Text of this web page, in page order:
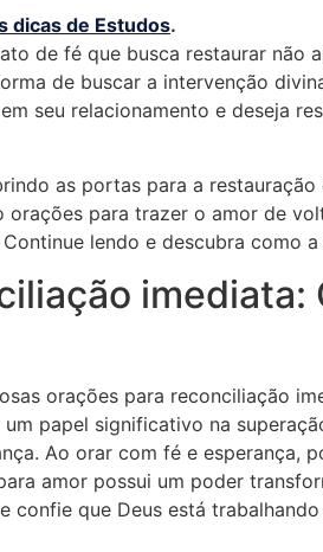
dicas de Estudos.
de fé que busca restaurar
de buscar a intervenção
seu relacionamento e deseja
as portas para a
orações para trazer o amor de
lendo e descubra como
imediata:
orações para reconciliação
papel significativo na
Ao orar com fé e esperança,
amor possui um poder
confie que Deus está